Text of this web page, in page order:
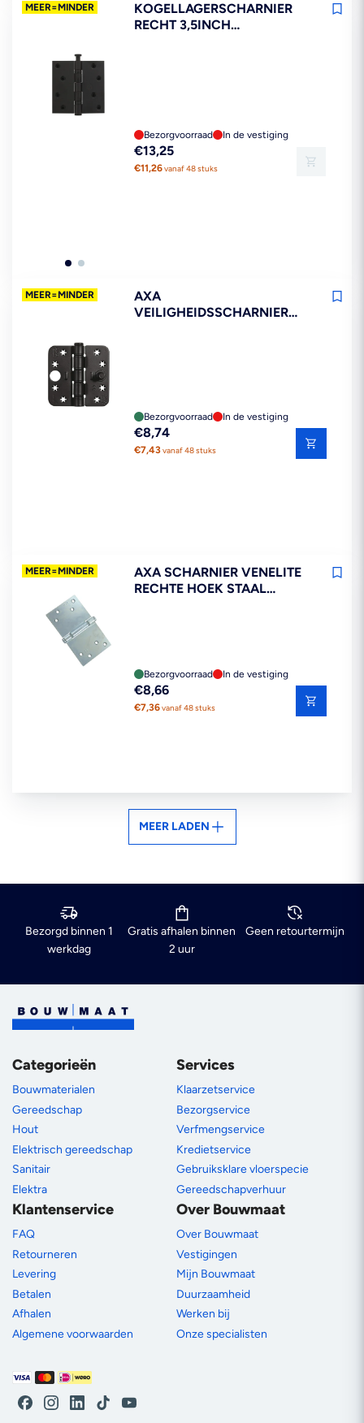
MEER=MINDER
KOGELLAGERSCHARNIER
RECHT 3,5INCH
Bezorgvoorraad In de vestiging
Reguliere
prijs
€13,25
€11,26vanaf 48 stuks
MEER=MINDER
AXA
VEILIGHEIDSSCHARNIER
Bezorgvoorraad In de vestiging
Reguliere
prijs
€8,74
€7,43vanaf 48 stuks
MEER=MINDER
AXA SCHARNIER VENELITE
RECHTE HOEK STAAL
Bezorgvoorraad In de vestiging
Reguliere
prijs
€8,66
€7,36vanaf 48 stuks
MEER LADEN
Bezorgd binnen 1
werkdag
Gratis afhalen binnen
2 uur
Geen retourtermijn
Categorieën
Bouwmaterialen
Gereedschap
Hout
Elektrisch gereedschap
Sanitair
Elektra
Services
Klaarzetservice
Bezorgservice
Verfmengservice
Kredietservice
Gebruiksklare vloerspecie
Gereedschapverhuur
Klantenservice
FAQ
Retourneren
Levering
Betalen
Afhalen
Algemene voorwaarden
Over Bouwmaat
Over Bouwmaat
Vestigingen
Mijn Bouwmaat
Duurzaamheid
Werken bij
Onze specialisten
Betaalmethoden
FacebookInstagram
LinkedInTikTokYouTube